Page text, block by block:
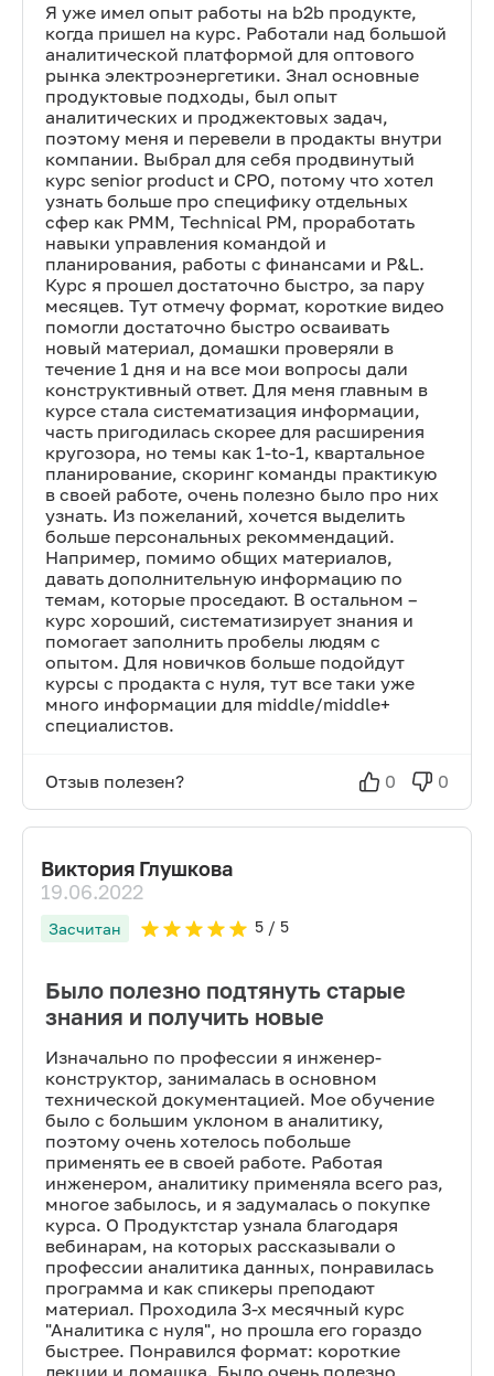
Я уже имел опыт работы на b2b продукте,
когда пришел на курс. Работали над большой
аналитической платформой для оптового
рынка электроэнергетики. Знал основные
продуктовые подходы, был опыт
аналитических и проджектовых задач,
поэтому меня и перевели в продакты внутри
компании. Выбрал для себя продвинутый
курс senior product и CPO, потому что хотел
узнать больше про специфику отдельных
сфер как PMM, Technical PM, проработать
навыки управления командой и
планирования, работы с финансами и P&L.
Курс я прошел достаточно быстро, за пару
месяцев. Тут отмечу формат, короткие видео
помогли достаточно быстро осваивать
новый материал, домашки проверяли в
течение 1 дня и на все мои вопросы дали
конструктивный ответ. Для меня главным в
курсе стала систематизация информации,
часть пригодилась скорее для расширения
кругозора, но темы как 1-to-1, квартальное
планирование, скоринг команды практикую
в своей работе, очень полезно было про них
узнать. Из пожеланий, хочется выделить
больше персональных рекоммендаций.
Например, помимо общих материалов,
давать дополнительную информацию по
темам, которые проседают. В остальном –
курс хороший, систематизирует знания и
помогает заполнить пробелы людям с
опытом. Для новичков больше подойдут
курсы с продакта с нуля, тут все таки уже
много информации для middle/middle+
специалистов.
Отзыв полезен? 0 0
Виктория Глушкова
19.06.2022
Засчитан 5/ 5
Было полезно подтянуть старые
знания и получить новые
Изначально по профессии я инженер-
конструктор, занималась в основном
технической документацией. Мое обучение
было с большим уклоном в аналитику,
поэтому очень хотелось побольше
применять ее в своей работе. Работая
инженером, аналитику применяла всего раз,
многое забылось, и я задумалась о покупке
курса. О Продуктстар узнала благодаря
вебинарам, на которых рассказывали о
профессии аналитика данных, понравилась
программа и как спикеры преподают
материал. Проходила 3-х месячный курс
"Аналитика с нуля", но прошла его гораздо
быстрее. Понравился формат: короткие
лекции и домашка. Было очень полезно